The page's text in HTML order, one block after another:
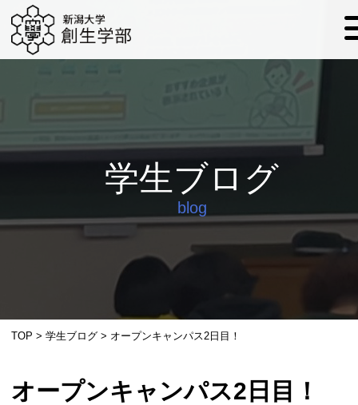
学生ブログ
blog
TOP >学生ブログ > オープンキャンパス2日目！
オープンキャンパス2日目！